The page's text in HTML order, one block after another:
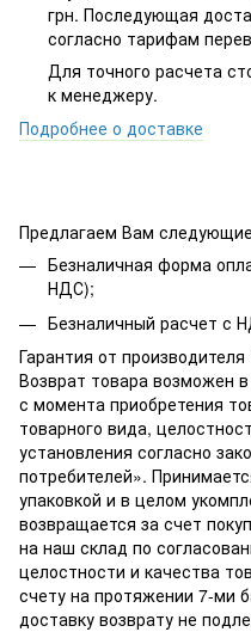
грн. Последующая
согласно тарифам
Для точного расчета
к менеджеру.
Подробнее о доставке
Предлагаем Вам
Безналичная форма
НДС);
Безналичный расчет с
Гарантия от
Возврат товара возможен
с момента приобретения
товарного вида,
установления согласно
потребителей».
упаковкой и в целом
возвращается за счет
на наш склад по
целостности и качества
счету на протяжении 7-ми
доставку возврату не